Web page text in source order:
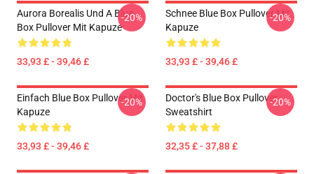
Aurora Borealis Und A Blue
Box Pullover Mit Kapuze
33,93 £ - 39,46 £
-20%
Schnee Blue Box Pullover Mit
Kapuze
33,93 £ - 39,46 £
-20%
Einfach Blue Box Pullover Mit
Kapuze
33,93 £ - 39,46 £
-20%
Doctor's Blue Box Pullover
Sweatshirt
32,35 £ - 37,88 £
-20%